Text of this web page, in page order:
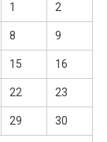
1 2
8 9
15 16
22 23
29 30